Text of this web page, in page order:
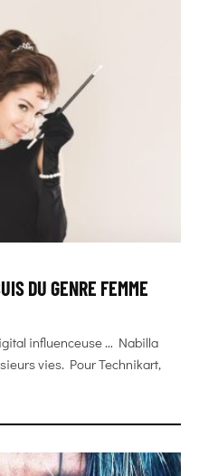
DU GENRE FEMME
influenceuse … Nabilla
vies. Pour Technikart,